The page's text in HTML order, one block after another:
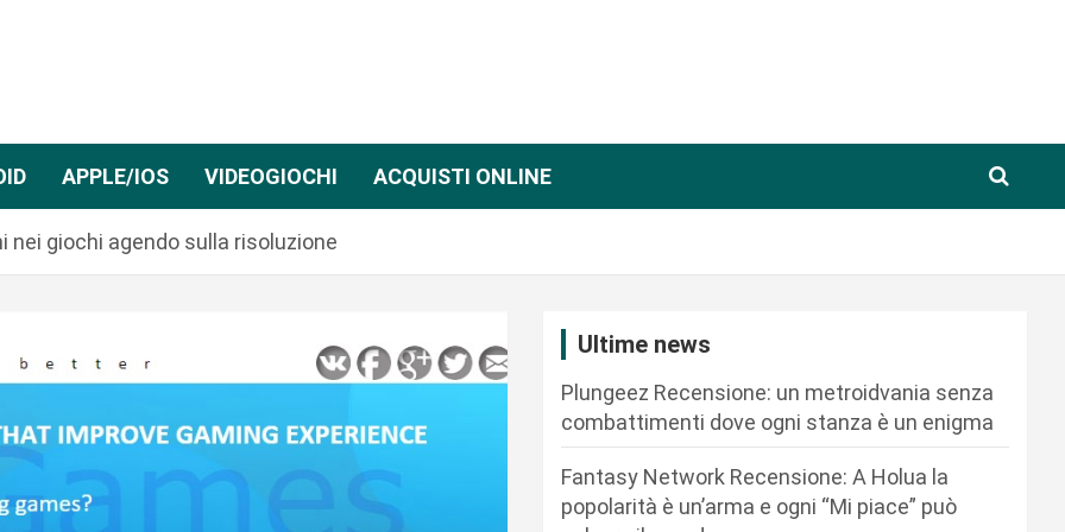
APPLE/IOS VIDEOGIOCHI ACQUISTI ONLINE
nei giochi agendo sulla risoluzione
Ultime news
Plungeez Recensione: un metroidvania senza
combattimenti dove ogni stanza è un enigma
Fantasy Network Recensione: A Holua la
popolarità è un’arma e ogni “Mi piace” può